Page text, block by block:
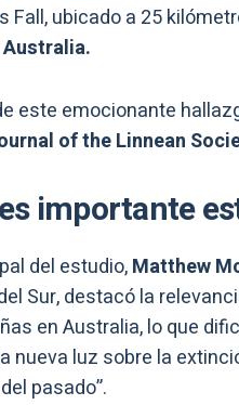
Fall, ubicado a 25
Australia.
este emocionante
of the Linnean
importante
del estudio,Matthew
Sur, destacó la
en Australia, lo que
nueva luz sobre la
pasado”.